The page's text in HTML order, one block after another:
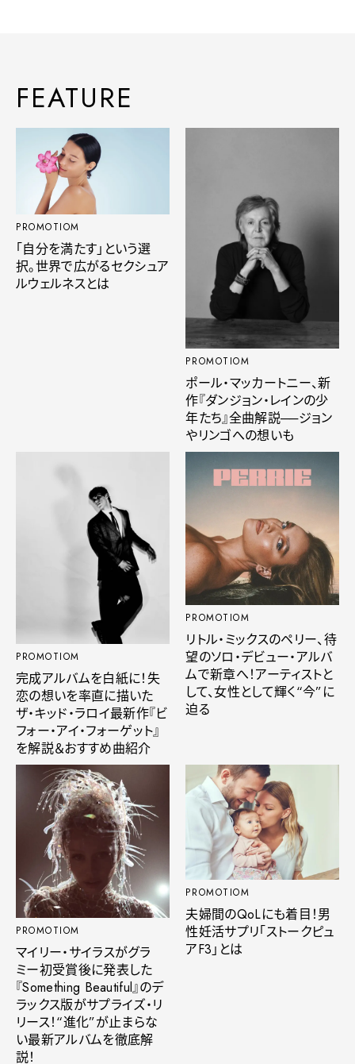
FEATURE
PROMOTIOM
「自分を満たす」という選
択。世界で広がるセクシュア
ルウェルネスとは
PROMOTIOM
ポール・マッカートニー、新
作『ダンジョン・レインの少
年たち』全曲解説──ジョン
やリンゴへの想いも
PROMOTIOM
完成アルバムを白紙に！失
恋の想いを率直に描いた
ザ・キッド・ラロイ最新作『ビ
フォー・アイ・フォーゲット』
を解説＆おすすめ曲紹介
PROMOTIOM
リトル・ミックスのペリー、待
望のソロ・デビュー・アルバ
ムで新章へ！アーティストと
して、女性として輝く“今”に
迫る
PROMOTIOM
マイリー・サイラスがグラ
ミー初受賞後に発表した
『Something Beautiful』のデ
ラックス版がサプライズ・リ
リース！“進化”が止まらな
い最新アルバムを徹底解
説！
PROMOTIOM
夫婦間のQoLにも着目！男
性妊活サプリ「ストークピュ
アF3」とは